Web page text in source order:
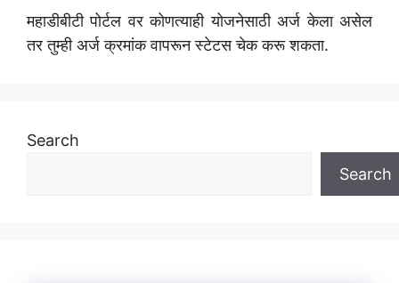
महाडीबीटी पोर्टल वर कोणत्याही योजनेसाठी अर्ज केला असेल
तर तुम्ही अर्ज क्रमांक वापरून स्टेटस चेक करू शकता.
Search
Search